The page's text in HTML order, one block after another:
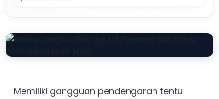
Memiliki gangguan pendengaran tentu